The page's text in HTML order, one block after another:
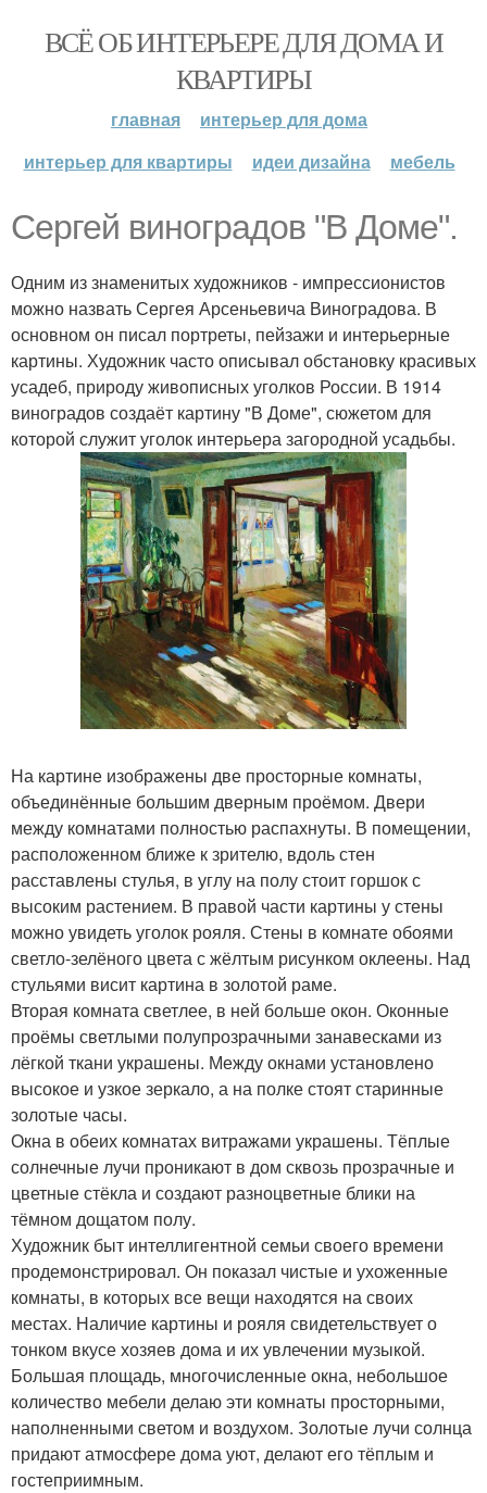
ВСЁ ОБ ИНТЕРЬЕРЕ ДЛЯ ДОМА И
КВАРТИРЫ
главная
интерьер для дома
интерьер для квартиры
идеи дизайна мебель
Сергей виноградов "В Доме".
Одним из знаменитых художников - импрессионистов
можно назвать Сергея Арсеньевича Виноградова. В
основном он писал портреты, пейзажи и интерьерные
картины. Художник часто описывал обстановку красивых
усадеб, природу живописных уголков России. В 1914
виноградов создаёт картину "В Доме", сюжетом для
которой служит уголок интерьера загородной усадьбы.
На картине изображены две просторные комнаты,
объединённые большим дверным проёмом. Двери
между комнатами полностью распахнуты. В помещении,
расположенном ближе к зрителю, вдоль стен
расставлены стулья, в углу на полу стоит горшок с
высоким растением. В правой части картины у стены
можно увидеть уголок рояля. Стены в комнате обоями
светло-зелёного цвета с жёлтым рисунком оклеены. Над
стульями висит картина в золотой раме.
Вторая комната светлее, в ней больше окон. Оконные
проёмы светлыми полупрозрачными занавесками из
лёгкой ткани украшены. Между окнами установлено
высокое и узкое зеркало, а на полке стоят старинные
золотые часы.
Окна в обеих комнатах витражами украшены. Тёплые
солнечные лучи проникают в дом сквозь прозрачные и
цветные стёкла и создают разноцветные блики на
тёмном дощатом полу.
Художник быт интеллигентной семьи своего времени
продемонстрировал. Он показал чистые и ухоженные
комнаты, в которых все вещи находятся на своих
местах. Наличие картины и рояля свидетельствует о
тонком вкусе хозяев дома и их увлечении музыкой.
Большая площадь, многочисленные окна, небольшое
количество мебели делаю эти комнаты просторными,
наполненными светом и воздухом. Золотые лучи солнца
придают атмосфере дома уют, делают его тёплым и
гостеприимным.